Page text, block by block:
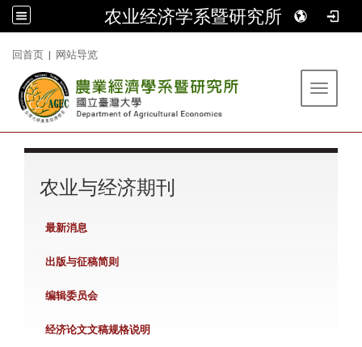
农业经济学系暨研究所
回首页 | 网站导览
Toggle
农业与经济期刊
最新消息
出版与征稿简则
编辑委员会
经济论文文稿规格说明